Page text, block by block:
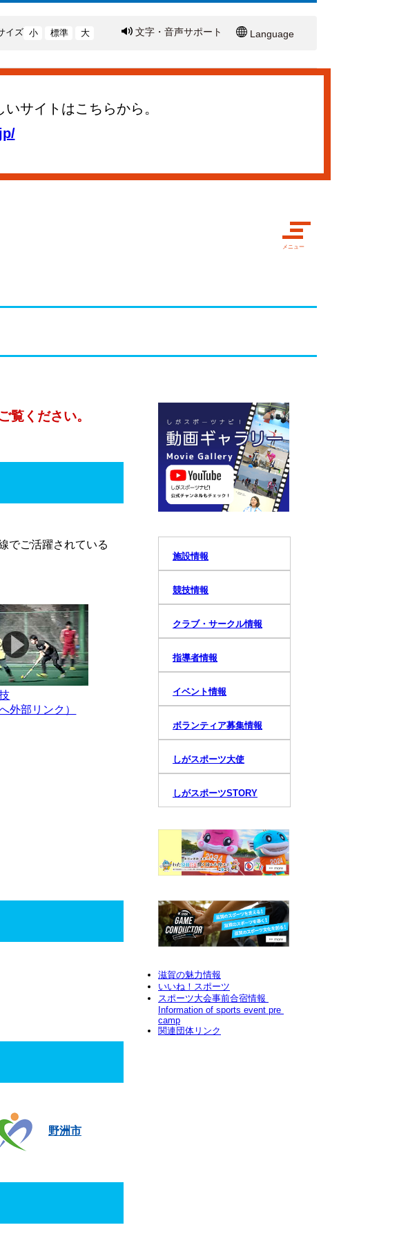
イズ 小 標準 大 文字・音声サポート Language
サイトはこちらから。
メニュー
覧ください。
でご活躍されている
外部リンク）
野洲市
施設情報
競技情報
クラブ・サークル情報
指導者情報
イベント情報
ボランティア募集情報
しがスポーツ大使
しがスポーツSTORY
滋賀の魅力情報
いいね！スポーツ
スポーツ大会事前合宿情報
Information of sports event pre
camp
関連団体リンク